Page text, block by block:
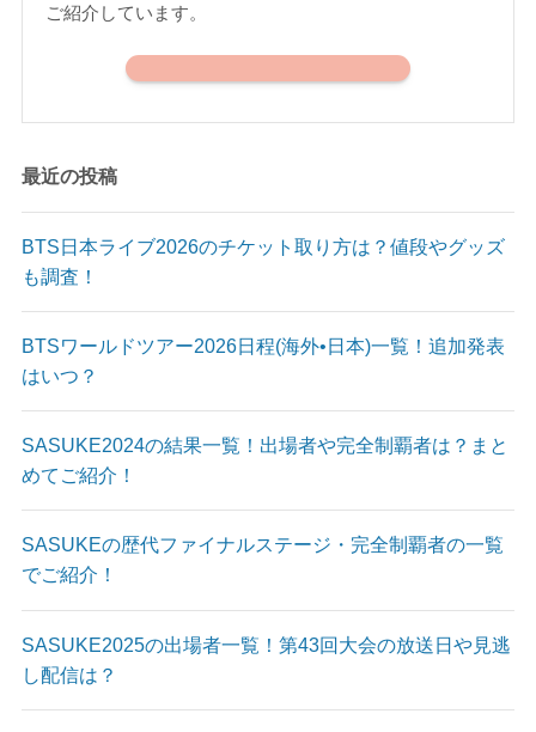
ご紹介しています。
最近の投稿
BTS日本ライブ2026のチケット取り方は？値段やグッズ
も調査！
BTSワールドツアー2026日程(海外•日本)一覧！追加発表
はいつ？
SASUKE2024の結果一覧！出場者や完全制覇者は？まと
めてご紹介！
SASUKEの歴代ファイナルステージ・完全制覇者の一覧
でご紹介！
SASUKE2025の出場者一覧！第43回大会の放送日や見逃
し配信は？